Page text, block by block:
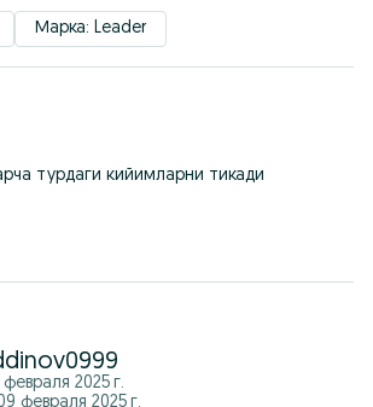
Марка: Leader
турдаги кийимларни тикади
февраля 2025 г.
февраля 2025 г.